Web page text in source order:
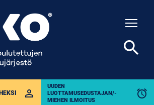
perm_identity
UUDEN
LUOTTAMUSEDUSTAJAN/-
MIEHEN ILMOITUS
alarm
search